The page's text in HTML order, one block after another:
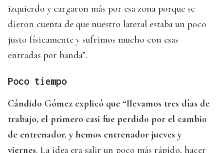
izquierdo y cargaron más por esa zona porque se
dieron cuenta de que nuestro lateral estaba un poco
justo físicamente y sufrimos mucho con esas
entradas por banda”.
Poco tiempo
Cándido Gómez explicó que “llevamos tres días de
trabajo, el primero casi fue perdido por el cambio
de entrenador, y hemos entrenador jueves y
viernes. La idea era salir un poco más rápido, hacer